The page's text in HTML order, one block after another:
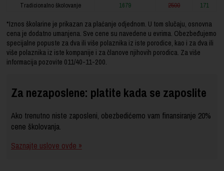
Tradicionalno školovanje
1679 2500 171
*Iznos školarine je prikazan za plaćanje odjednom. U tom slučaju, osnovna
cena je dodatno umanjena. Sve cene su navedene u evrima. Obezbeđujemo
specijalne popuste za dva ili više polaznika iz iste porodice, kao i za dva ili
više polaznika iz iste kompanije i za članove njihovih porodica. Za više
informacija pozovite 011/40-11-200.
Za nezaposlene: platite kada se zaposlite
Ako trenutno niste zaposleni, obezbedićemo vam finansiranje 20%
cene školovanja.
Saznajte uslove ovde »